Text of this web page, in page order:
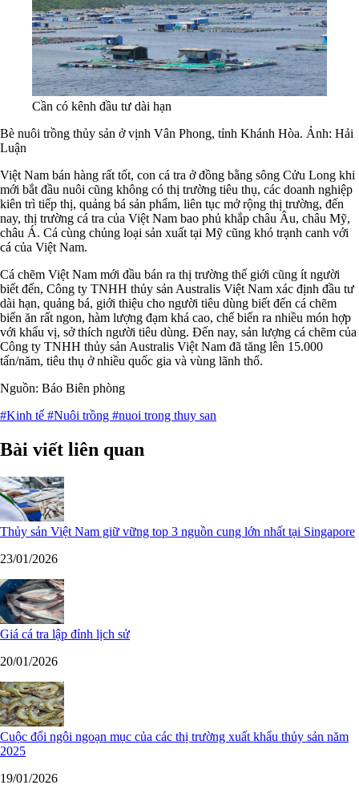
Cần có kênh đầu tư dài hạn
Bè nuôi trồng thủy sản ở vịnh Vân Phong, tỉnh Khánh Hòa. Ảnh: Hải
Luận
Việt Nam bán hàng rất tốt, con cá tra ở đồng bằng sông Cửu Long khi
mới bắt đầu nuôi cũng không có thị trường tiêu thụ, các doanh nghiệp
kiên trì tiếp thị, quảng bá sản phẩm, liên tục mở rộng thị trường, đến
nay, thị trường cá tra của Việt Nam bao phủ khắp châu Âu, châu Mỹ,
châu Á. Cá cùng chủng loại sản xuất tại Mỹ cũng khó trạnh canh với
cá của Việt Nam.
Cá chẽm Việt Nam mới đầu bán ra thị trường thế giới cũng ít người
biết đến, Công ty TNHH thủy sản Australis Việt Nam xác định đầu tư
dài hạn, quảng bá, giới thiệu cho người tiêu dùng biết đến cá chẽm
biển ăn rất ngon, hàm lượng đạm khá cao, chế biến ra nhiều món hợp
với khẩu vị, sở thích người tiêu dùng. Đến nay, sản lượng cá chẽm của
Công ty TNHH thủy sản Australis Việt Nam đã tăng lên 15.000
tấn/năm, tiêu thụ ở nhiều quốc gia và vùng lãnh thổ.
Nguồn: Báo Biên phòng
#Kinh tế #Nuôi trồng #nuoi trong thuy san
Bài viết liên quan
Thủy sản Việt Nam giữ vững top 3 nguồn cung lớn nhất tại Singapore
23/01/2026
Giá cá tra lập đỉnh lịch sử
20/01/2026
Cuộc đổi ngôi ngoạn mục của các thị trường xuất khẩu thủy sản năm
2025
19/01/2026